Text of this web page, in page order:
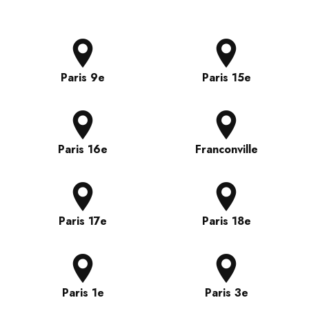
Paris 9e Paris 15e
Paris 16e Franconville
Paris 17e Paris 18e
Paris 1e Paris 3e